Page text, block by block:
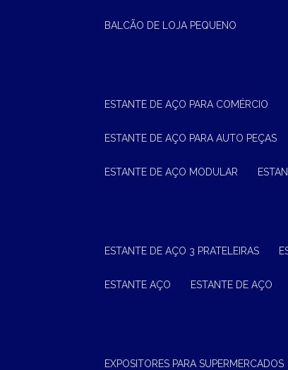
BALCÃO DE LOJA PEQUENO
ESTANTE DE AÇO PARA COMÉRCIO
ESTANTE DE AÇO PARA AUTO PEÇAS
ESTANTE DE AÇO MODULAR
ESTANTE DE AÇO 3 PRATELEIRAS
ESTANTE AÇO ESTANTE DE AÇO
EXPOSITORES PARA SUPERMERCADOS